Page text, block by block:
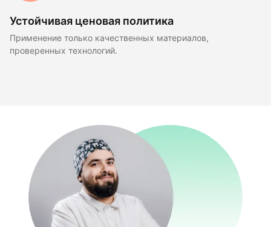
Устойчивая ценовая политика
Применение только качественных материалов,
проверенных технологий.